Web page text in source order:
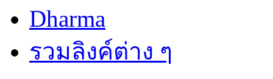
Dharma
รวมลิงค์ต่าง ๆ